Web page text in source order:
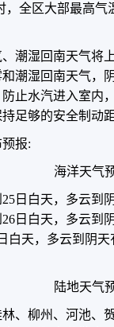
，全区大部最高
潮湿回南天气将
潮湿回南天气，
止水汽进入室内
足够的安全制动
报:
海洋天气
日白天，多云到
日白天，多云到
白天，多云到阴
陆地天气
、柳州、河池、